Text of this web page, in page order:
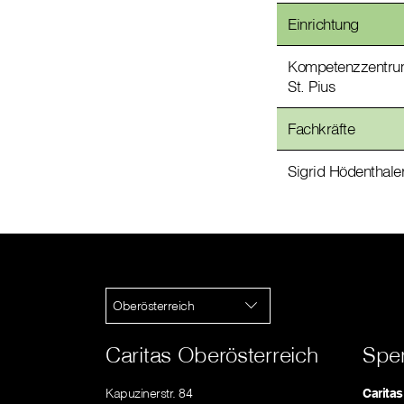
Einrichtung
St. Pius
Fachkräfte
Sigrid
Oberösterreich
Caritas Oberösterreich
Kapuzinerstr. 84